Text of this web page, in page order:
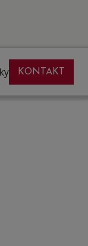
KONTAKT